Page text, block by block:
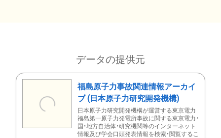
データの提供元
福島原子力事故関連情報アーカイ
ブ (日本原子力研究開発機構)
日本原子力研究開発機構が運営する東京電力
福島第一原子力発電所事故に関する東京電力・
国・地方自治体・研究機関等のインターネット
情報及び学会口頭発表情報を検索・閲覧するこ